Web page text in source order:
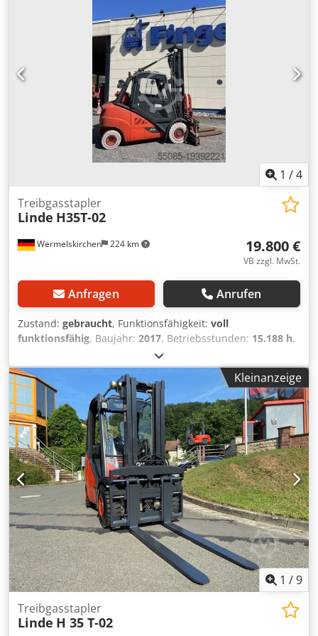
Zustand Technisch: gut Bereifung vorne Typ: Superelastik
Bereifung vorne Zustand: 20 - 40% Bereifung hinten Typ:
Superelastik Dkjdpsy Uz Tuefx Ad Isr Bereifung hinten
Zustand: 20 - 40% Beschreibung: Das Fahrzeug wird UVV -
geprüft. Vor Auslieferung bekommt die Maschine einen
Service und wird gereinigt. Auf Wunsch wird die Maschine
gegen Mehrpreis lackiert. Drehgerät, Seitenschieber,
Zinkenverstellgerät, 3. Ventil, 4. Ventil, Arbeitsscheinwerfer
hinten, Arbeitsscheinwerfer vorn, Heizung, Vollkabine,
1 /4
Wermelskirchen 224 km
Treibgasstapler
Linde H35T-02
19.800 €
VB zzgl. MwSt.
Anfragen Anrufen
Zustand: gebraucht, Funktionsfähigkeit: voll
funktionsfähig, Baujahr: 2017, Betriebsstunden: 15.188 h,
, Hubhöhe:4.950 mm
Gas, Masttyp:Simplex, Bauhöhe:3.200 mm, Gabellänge:
1.200 mm
, Antriebsart:Treibgas
, Treibgasstapler Djdpfx
Adswt H A Ss Iokr Masttyp: Standard Zustand Technisch:
normal Bereifung vorne Typ: Superelastik Bereifung vorne
Zustand: 20 - 40% Bereifung hinten Typ: Superelastik
Bereifung hinten Zustand: 0 - 20% Beschreibung: Das
Gerät wird ggf. teillackiert, werkstatt- und UVV-geprüft.
Preise hierfür erhalten Sie auf Anfrage. Anbaugerät der
Firma Durwen. Typ: DRPK 30 C Bj. 05.2017 Front und
Heckkamera. Waage. Doppelpalettenklammer;
Kleinanzeige
1 /9
Treibgasstapler
Linde H 35 T-02